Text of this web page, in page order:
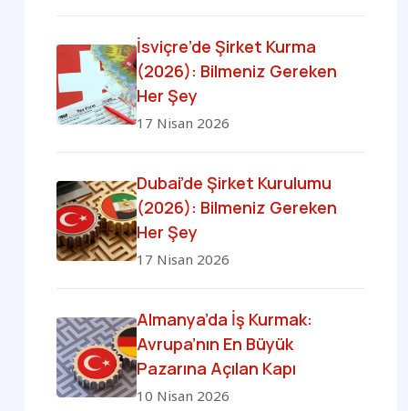
İsviçre’de Şirket Kurma
(2026): Bilmeniz Gereken
Her Şey
17 Nisan 2026
Dubai’de Şirket Kurulumu
(2026): Bilmeniz Gereken
Her Şey
17 Nisan 2026
Almanya’da İş Kurmak:
Avrupa’nın En Büyük
Pazarına Açılan Kapı
10 Nisan 2026